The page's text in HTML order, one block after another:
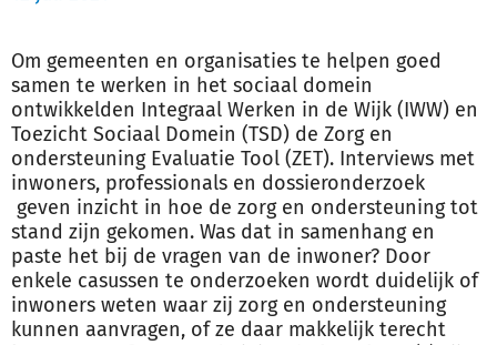
Om gemeenten en organisaties te helpen goed
samen te werken in het sociaal domein
ontwikkelden Integraal Werken in de Wijk (IWW) en
Toezicht Sociaal Domein (TSD) de Zorg en
ondersteuning Evaluatie Tool (ZET). Interviews met
inwoners, professionals en dossieronderzoek
geven inzicht in hoe de zorg en ondersteuning tot
stand zijn gekomen. Was dat in samenhang en
paste het bij de vragen van de inwoner? Door
enkele casussen te onderzoeken wordt duidelijk of
inwoners weten waar zij zorg en ondersteuning
kunnen aanvragen, of ze daar makkelijk terecht